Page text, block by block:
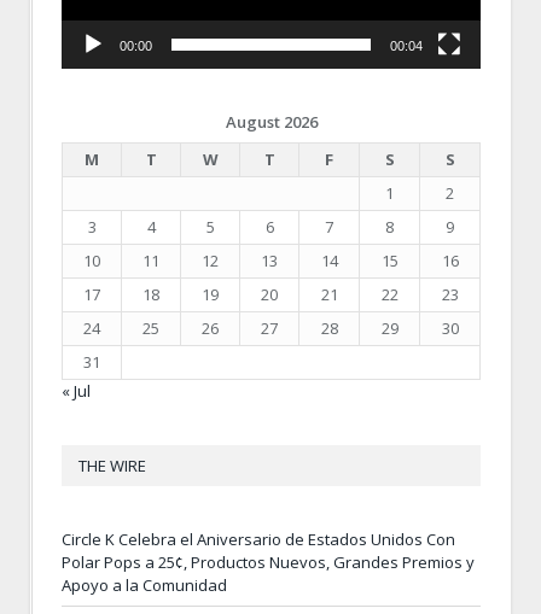
00:00 00:04
August 2026
M
T W T F S
S
1
2
3
4 5 6 7 8
9
10
11 12 13 14 15
16
17
18 19 20 21 22
23
24
25 26 27 28 29
30
31
« Jul
THE WIRE
Circle K Celebra el Aniversario de Estados Unidos Con
Polar Pops a 25¢, Productos Nuevos, Grandes Premios y
Apoyo a la Comunidad